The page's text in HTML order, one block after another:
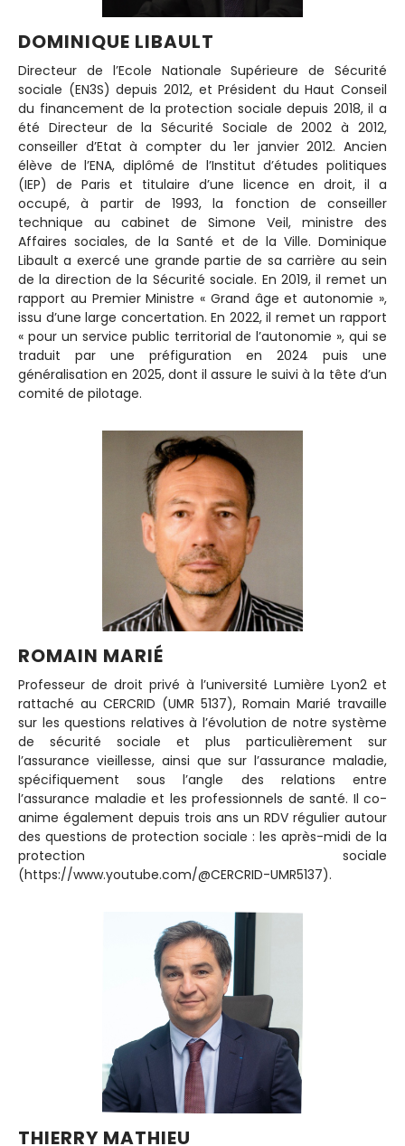
DOMINIQUE LIBAULT
Directeur de l’Ecole Nationale Supérieure de Sécurité
sociale (EN3S) depuis 2012, et Président du Haut Conseil
du financement de la protection sociale depuis 2018, il a
été Directeur de la Sécurité Sociale de 2002 à 2012,
conseiller d’Etat à compter du 1er janvier 2012. Ancien
élève de l’ENA, diplômé de l’Institut d’études politiques
(IEP) de Paris et titulaire d’une licence en droit, il a
occupé, à partir de 1993, la fonction de conseiller
technique au cabinet de Simone Veil, ministre des
Affaires sociales, de la Santé et de la Ville. Dominique
Libault a exercé une grande partie de sa carrière au sein
de la direction de la Sécurité sociale. En 2019, il remet un
rapport au Premier Ministre « Grand âge et autonomie »,
issu d’une large concertation. En 2022, il remet un rapport
« pour un service public territorial de l’autonomie », qui se
traduit par une préfiguration en 2024 puis une
généralisation en 2025, dont il assure le suivi à la tête d’un
comité de pilotage.
ROMAIN MARIÉ
Professeur de droit privé à l’université Lumière Lyon2 et
rattaché au CERCRID (UMR 5137), Romain Marié travaille
sur les questions relatives à l’évolution de notre système
de sécurité sociale et plus particulièrement sur
l’assurance vieillesse, ainsi que sur l’assurance maladie,
spécifiquement sous l’angle des relations entre
l’assurance maladie et les professionnels de santé. Il co-
anime également depuis trois ans un RDV régulier autour
des questions de protection sociale : les après-midi de la
protection sociale
(https://www.youtube.com/@CERCRID-UMR5137).
THIERRY MATHIEU